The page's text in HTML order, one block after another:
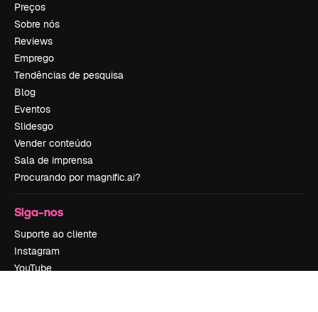
Preços
Sobre nós
Reviews
Emprego
Tendências de pesquisa
Blog
Eventos
Slidesgo
Vender conteúdo
Sala de imprensa
Procurando por magnific.ai?
Siga-nos
Suporte ao cliente
Instagram
YouTube